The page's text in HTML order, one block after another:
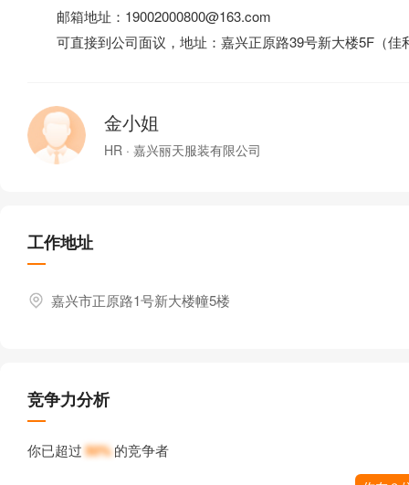
邮箱地址：19002000800@163.com
可直接到公司面议，地址：嘉兴正原路39号新大楼5F（佳
金小姐
HR · 嘉兴丽天服装有限公司
工作地址
嘉兴市正原路1号新大楼幢5楼
竞争力分析
你已超过50%的竞争者